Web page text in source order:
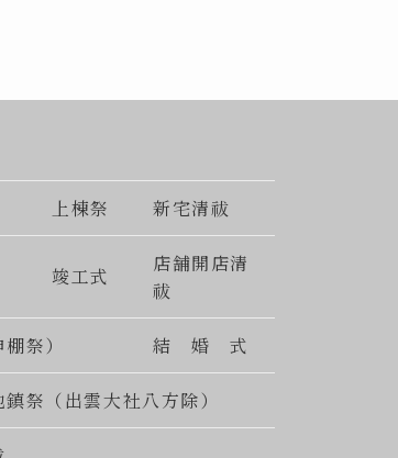
上棟祭 新宅清祓
竣工式
店舗開店清
祓
祭） 結 婚 式
祭（出雲大社八方除）